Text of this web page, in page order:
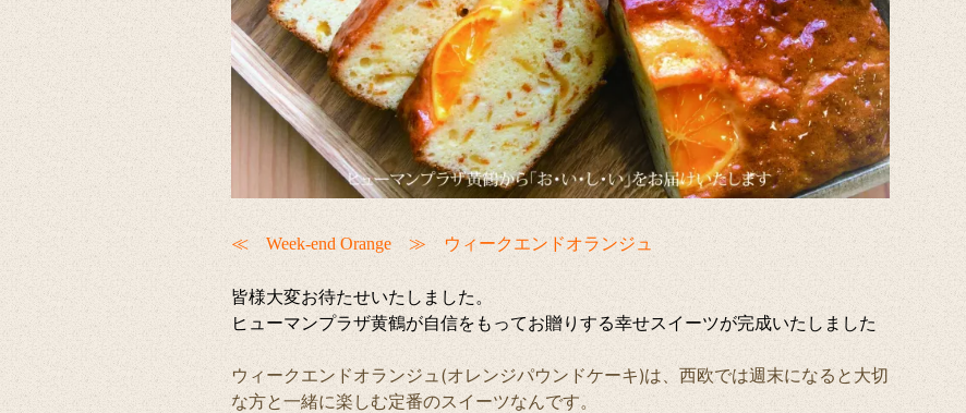
≪ Week-end Orange ≫ ウィークエンドオランジュ
皆様大変お待たせいたしました。
ヒューマンプラザ黄鶴が自信をもってお贈りする幸せスイーツが完成いたしました
ウィークエンドオランジュ(オレンジパウンドケーキ)は、西欧では週末になると大切
な方と一緒に楽しむ定番のスイーツなんです。